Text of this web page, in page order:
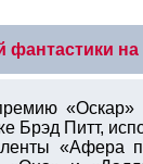
фантастики
Брэд Питт,
«Афера